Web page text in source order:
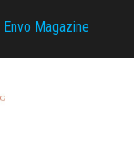
Envo Magazine